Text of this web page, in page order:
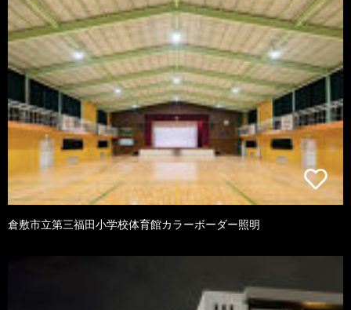
倉敷市立第三福田小学校体育館カラーボーダー照明